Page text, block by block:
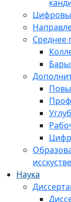
Среднее
Наука